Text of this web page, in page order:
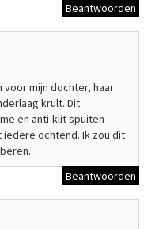
Beantwoorden
voor mijn dochter, haar
krult. Dit
en anti-klit spuiten
iedere ochtend. Ik zou dit
Beantwoorden